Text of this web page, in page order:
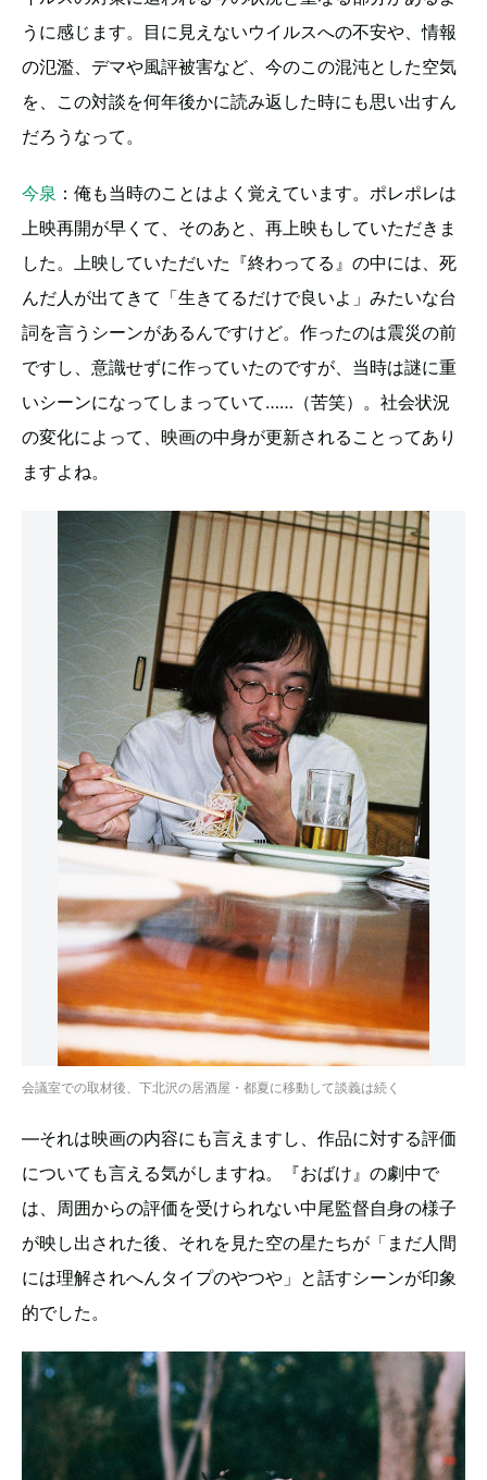
うに感じます。目に見えないウイルスへの不安や、情報
の氾濫、デマや風評被害など、今のこの混沌とした空気
を、この対談を何年後かに読み返した時にも思い出すん
だろうなって。
今泉 ：俺も当時のことはよく覚えています。ポレポレは
上映再開が早くて、そのあと、再上映もしていただきま
した。上映していただいた『終わってる』の中には、死
んだ人が出てきて「生きてるだけで良いよ」みたいな台
詞を言うシーンがあるんですけど。作ったのは震災の前
ですし、意識せずに作っていたのですが、当時は謎に重
いシーンになってしまっていて……（苦笑）。社会状況
の変化によって、映画の中身が更新されることってあり
ますよね。
会議室での取材後、下北沢の居酒屋・都夏に移動して談義は続く
―それは映画の内容にも言えますし、作品に対する評価
についても言える気がしますね。『おばけ』の劇中で
は、周囲からの評価を受けられない中尾監督自身の様子
が映し出された後、それを見た空の星たちが「まだ人間
には理解されへんタイプのやつや」と話すシーンが印象
的でした。